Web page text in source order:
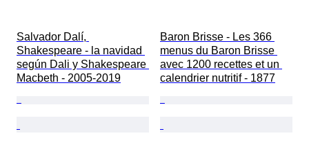
Salvador Dalí,
Shakespeare - la navidad
según Dali y Shakespeare
Macbeth - 2005-2019
Baron Brisse - Les 366
menus du Baron Brisse
avec 1200 recettes et un
calendrier nutritif - 1877